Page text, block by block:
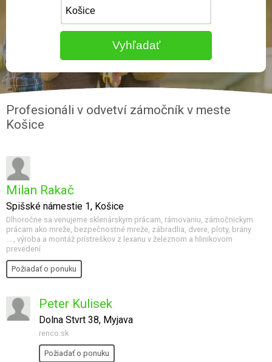
Profesionáli v odvetví zámočník v meste
Košice
Milan Rakač
Spišské námestie 1, Košice
Dlhoročne sa venujeme sklenárskym prácam, rámovaniu, zámočnickym
prácam ako mreže, bezpečnostné mreže, zábradlia, dvere, ploty, brány
... , výroba a montáž prístreškov z lexanu v železnom a hlinikovom
prevedení
Požiadať o ponuku
Peter Kulisek
Dolna Stvrt 38, Myjava
renco.sk
Požiadať o ponuku